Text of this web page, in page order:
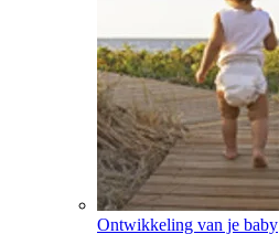
Ontwikkeling van je baby